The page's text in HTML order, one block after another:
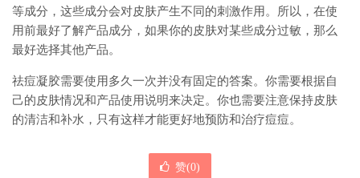
等成分，这些成分会对皮肤产生不同的刺激作用。所以，在使
用前最好了解产品成分，如果你的皮肤对某些成分过敏，那么
最好选择其他产品。
祛痘凝胶需要使用多久一次并没有固定的答案。你需要根据自
己的皮肤情况和产品使用说明来决定。你也需要注意保持皮肤
的清洁和补水，只有这样才能更好地预防和治疗痘痘。
赞(0)